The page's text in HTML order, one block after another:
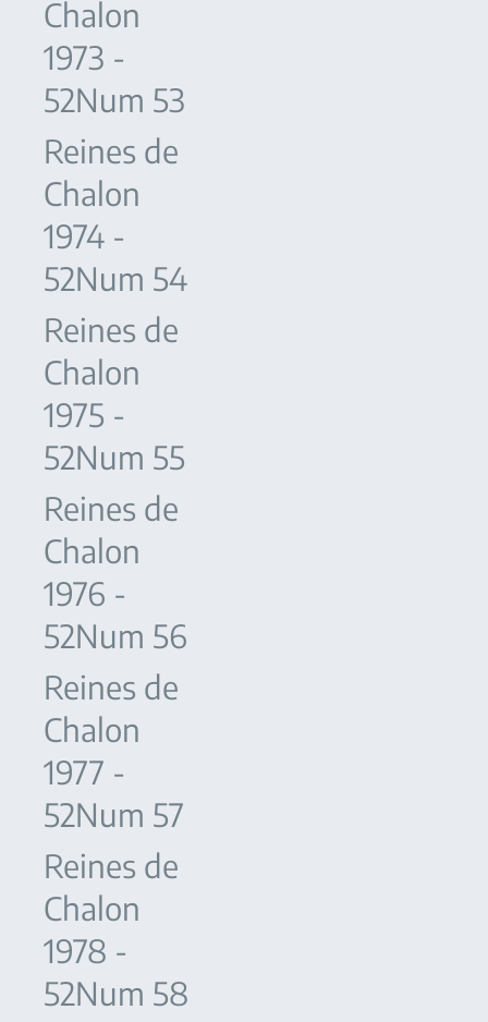
Chalon
1973 -
52Num 53
Reines de
Chalon
1974 -
52Num 54
Reines de
Chalon
1975 -
52Num 55
Reines de
Chalon
1976 -
52Num 56
Reines de
Chalon
1977 -
52Num 57
Reines de
Chalon
1978 -
52Num 58